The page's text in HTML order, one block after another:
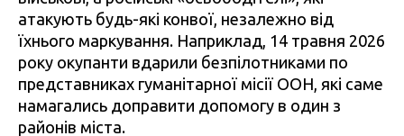
атакують будь-які конвої, незалежно від
їхнього маркування. Наприклад, 14 травня 2026
року окупанти вдарили безпілотниками по
представниках гуманітарної місії ООН, які саме
намагались доправити допомогу в один з
районів міста.